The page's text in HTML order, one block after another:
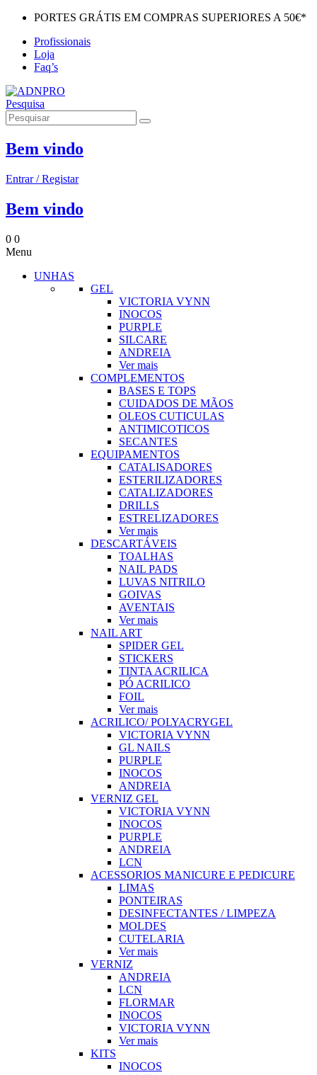
PORTES GRÁTIS EM COMPRAS SUPERIORES A 50€*
Profissionais
Loja
Faq’s
Pesquisa
Bem vindo
Entrar / Registar
Bem vindo
0 0
Menu
UNHAS
GEL
VICTORIA VYNN
INOCOS
PURPLE
SILCARE
ANDREIA
Ver mais
COMPLEMENTOS
BASES E TOPS
CUIDADOS DE MÃOS
OLEOS CUTICULAS
ANTIMICOTICOS
SECANTES
EQUIPAMENTOS
CATALISADORES
ESTERILIZADORES
CATALIZADORES
DRILLS
ESTRELIZADORES
Ver mais
DESCARTÁVEIS
TOALHAS
NAIL PADS
LUVAS NITRILO
GOIVAS
AVENTAIS
Ver mais
NAIL ART
SPIDER GEL
STICKERS
TINTA ACRILICA
PÓ ACRILICO
FOIL
Ver mais
ACRILICO/ POLYACRYGEL
VICTORIA VYNN
GL NAILS
PURPLE
INOCOS
ANDREIA
VERNIZ GEL
VICTORIA VYNN
INOCOS
PURPLE
ANDREIA
LCN
ACESSORIOS MANICURE E PEDICURE
LIMAS
PONTEIRAS
DESINFECTANTES / LIMPEZA
MOLDES
CUTELARIA
Ver mais
VERNIZ
ANDREIA
LCN
FLORMAR
INOCOS
VICTORIA VYNN
Ver mais
KITS
INOCOS